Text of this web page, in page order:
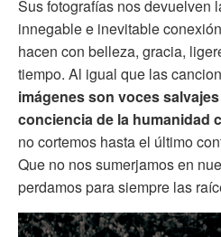
Sus fotografías nos devuelven
innegable e inevitable
hacen con belleza, gracia,
tiempo. Al igual que las
imágenes son voces
conciencia de la humanidad
no cortemos hasta el último
Que no nos sumerjamos en
perdamos para siempre las